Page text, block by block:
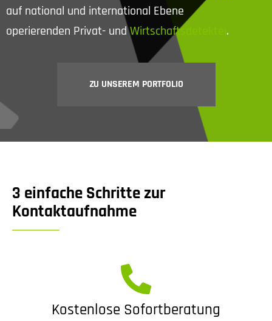
auf national und international Ebene
operierenden Privat- undWirtschaftsdetektei .
ZU UNSEREM PORTFOLIO
3 einfache Schritte zur
Kontaktaufnahme
Kostenlose Sofortberatung